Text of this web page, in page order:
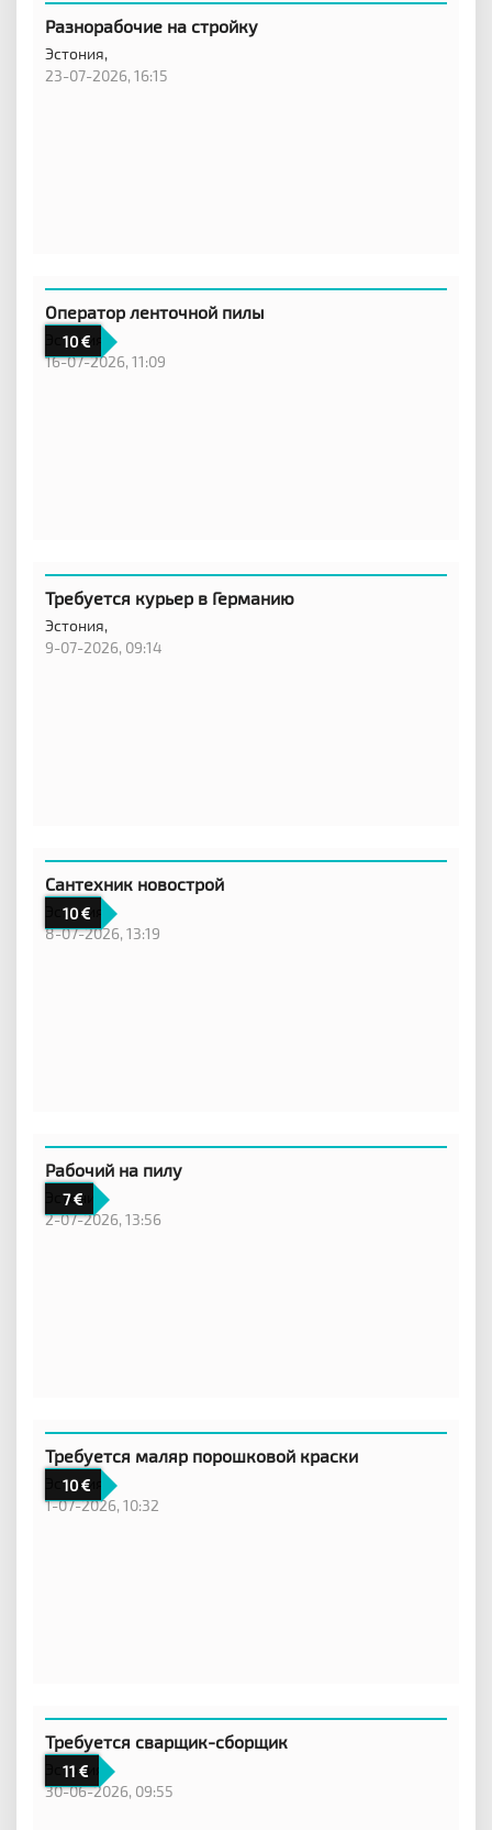
Разнорабочие на стройку
Эстония,
23-07-2026, 16:15
10
Оператор ленточной пилы
Эстония
16-07-2026, 11:09
Требуется курьер в Германию
Эстония,
9-07-2026, 09:14
10
Сантехник новострой
Эстония
8-07-2026, 13:19
7
Рабочий на пилу
Эстония
2-07-2026, 13:56
10
Требуется маляр порошковой краски
Эстония
1-07-2026, 10:32
11
Требуется сварщик-сборщик
Эстония
30-06-2026, 09:55